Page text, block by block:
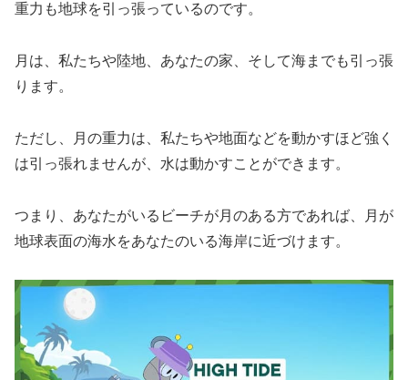
重力も地球を引っ張っているのです。
月は、私たちや陸地、あなたの家、そして海までも引っ張
ります。
ただし、月の重力は、私たちや地面などを動かすほど強く
は引っ張れませんが、水は動かすことができます。
つまり、あなたがいるビーチが月のある方であれば、月が
地球表面の海水をあなたのいる海岸に近づけます。